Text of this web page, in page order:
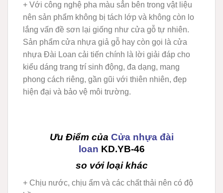
+ Với công nghệ pha màu sẳn bên trong vật liệu
nên sản phẩm không bị tách lớp và không còn lo
lắng vấn đề sơn lại giống như cửa gỗ tự nhiên.
Sản phẩm cửa nhựa giả gỗ hay còn gọi là cửa
nhựa Đài Loan cải tiến chính là lời giải đáp cho
kiểu dáng trang trí sinh động, đa dạng, mang
phong cách riêng, gần gũi với thiên nhiên, đẹp
hiện đại và bảo vệ môi trường.
Ưu Điểm của Cửa nhựa đài
loan KD.YB-46
so với loại khác
+ Chịu nước, chịu ẩm và các chất thải nên có độ